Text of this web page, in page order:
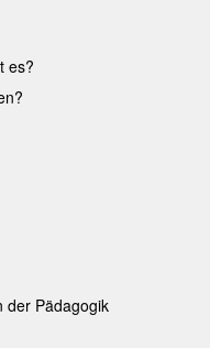
es?
der Pädagogik